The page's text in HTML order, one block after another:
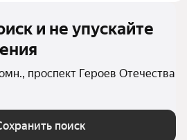
и не упускайте
проспект Героев Отечества
поиск